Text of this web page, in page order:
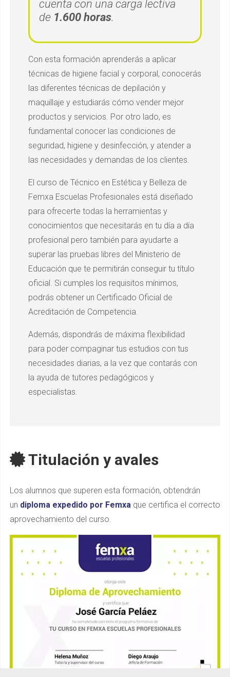
cuenta con una carga lectiva
de 1.600 horas.
Con esta formación aprenderás a aplicar
técnicas de higiene facial y corporal, conocerás
las diferentes técnicas de depilación y
maquillaje y estudiarás cómo vender mejor
productos y servicios. Por otro lado, es
fundamental conocer las condiciones de
seguridad, higiene y desinfección, y atender a
las necesidades y demandas de los clientes.
El curso de Técnico en Estética y Belleza de
Femxa Escuelas Profesionales está diseñado
para ofrecerte todas la herramientas y
conocimientos que necesitarás en tu día a día
profesional pero también para ayudarte a
superar las pruebas libres del Ministerio de
Educación que te permitirán conseguir tu título
oficial. Si cumples los requisitos mínimos,
podrás obtener un Certificado Oficial de
Acreditación de Competencia.
Además, dispondrás de máxima flexibilidad
para poder compaginar tus estudios con tus
necesidades diarias, a la vez que contarás con
la ayuda de tutores pedagógicos y
especialistas.
Titulación y avales
Los alumnos que superen esta formación, obtendrán
un diploma expedido por Femxa que certifica el correcto
aprovechamiento del curso.